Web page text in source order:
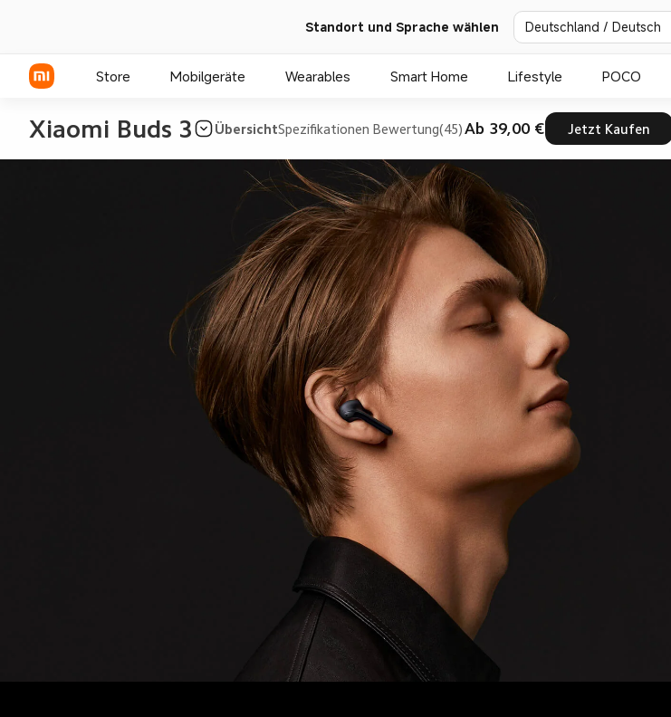
Standort und Sprache wählen Deutschland / Deutsch
Store Mobilgeräte Wearables Smart Home Lifestyle POCO
Xiaomi Buds 3 ÜbersichtSpezifikationen Bewertung(45) Ab 39,00 € Jetzt Kaufen